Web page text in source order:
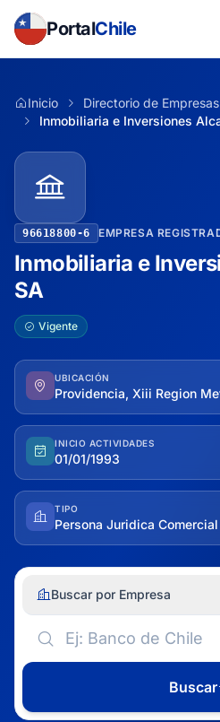
PortalChile
Inicio
Directorio de Empresas
Inmobiliaria e Inversiones
96618800-6 EMPRESA
Inmobiliaria e
SA
Vigente
UBICACIÓN
Providencia, Xiii Region
INICIO ACTIVIDADES
01/01/1993
TIPO
Persona Juridica Comercial
Buscar por Empresa
Buscar